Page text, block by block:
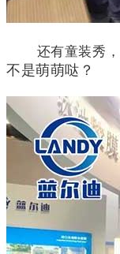
还有童装秀，
不是萌萌哒 ？